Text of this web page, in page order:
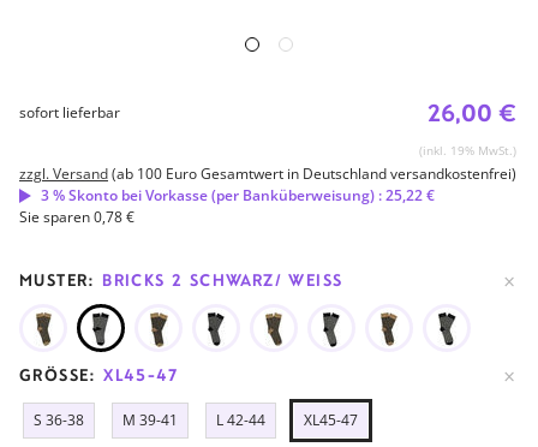
26,00 €
(inkl. 19% MwSt.)
sofort lieferbar
zzgl. Versand(ab 100 Euro Gesamtwert in Deutschland versandkostenfrei)
3 % Skonto bei Vorkasse (per Banküberweisung) : 25,22 €
Sie sparen 0,78 €
MUSTER: BRICKS 2 SCHWARZ/ WEISS
GRÖSSE: XL45-47
S 36-38 M 39-41 L 42-44 XL45-47